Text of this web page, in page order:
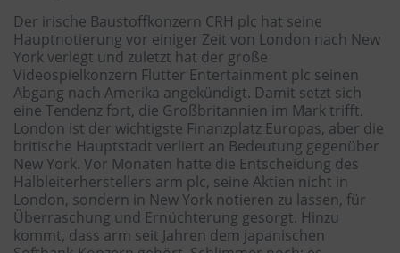
Der irische Baustoffkonzern CRH plc hat seine
Hauptnotierung vor einiger Zeit von London nach New
York verlegt und zuletzt hat der große
Videospielkonzern Flutter Entertainment plc seinen
Abgang nach Amerika angekündigt. Damit setzt sich
eine Tendenz fort, die Großbritannien im Mark trifft.
London ist der wichtigste Finanzplatz Europas, aber die
britische Hauptstadt verliert an Bedeutung gegenüber
New York. Vor Monaten hatte die Entscheidung des
Halbleiterherstellers arm plc, seine Aktien nicht in
London, sondern in New York notieren zu lassen, für
Überraschung und Ernüchterung gesorgt. Hinzu
kommt, dass arm seit Jahren dem japanischen